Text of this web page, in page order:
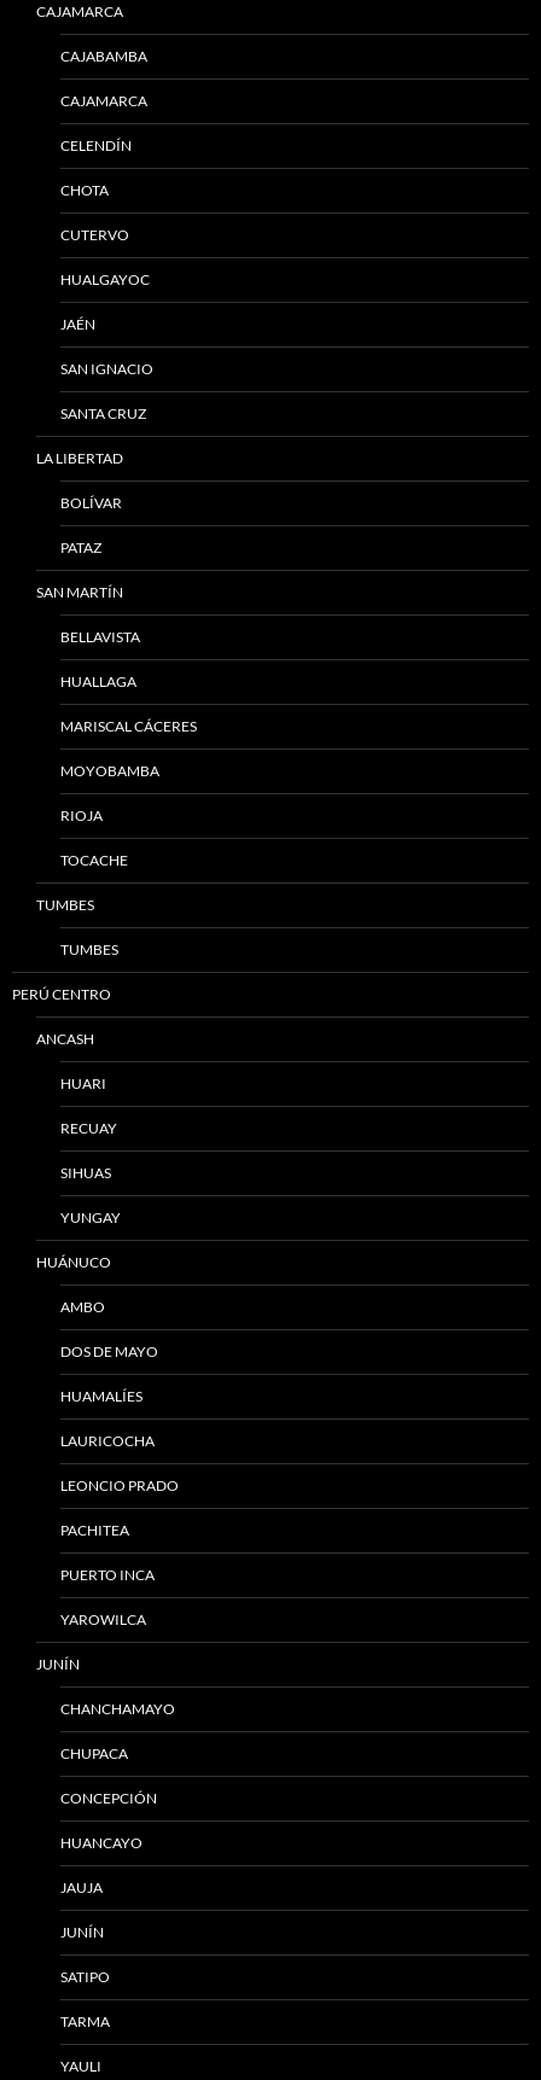
CAJAMARCA
CAJABAMBA
CAJAMARCA
CELENDÍN
CHOTA
CUTERVO
HUALGAYOC
JAÉN
SAN IGNACIO
SANTA CRUZ
LA LIBERTAD
BOLÍVAR
PATAZ
SAN MARTÍN
BELLAVISTA
HUALLAGA
MARISCAL CÁCERES
MOYOBAMBA
RIOJA
TOCACHE
TUMBES
TUMBES
PERÚ CENTRO
ANCASH
HUARI
RECUAY
SIHUAS
YUNGAY
HUÁNUCO
AMBO
DOS DE MAYO
HUAMALÍES
LAURICOCHA
LEONCIO PRADO
PACHITEA
PUERTO INCA
YAROWILCA
JUNÍN
CHANCHAMAYO
CHUPACA
CONCEPCIÓN
HUANCAYO
JAUJA
JUNÍN
SATIPO
TARMA
YAULI